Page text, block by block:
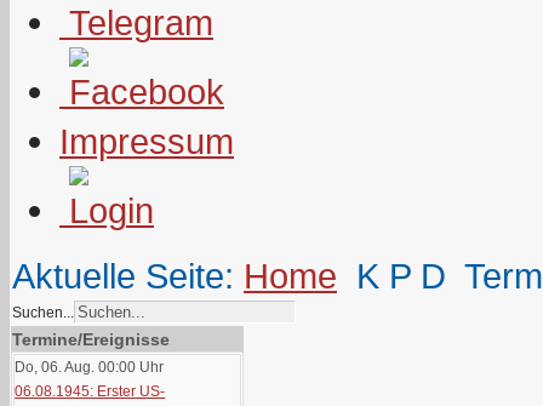
Impressum
Aktuelle Seite: Home K P D
Suchen...
Termine/Ereignisse
Do, 06. Aug. 00:00 Uhr
06.08.1945: Erster US-